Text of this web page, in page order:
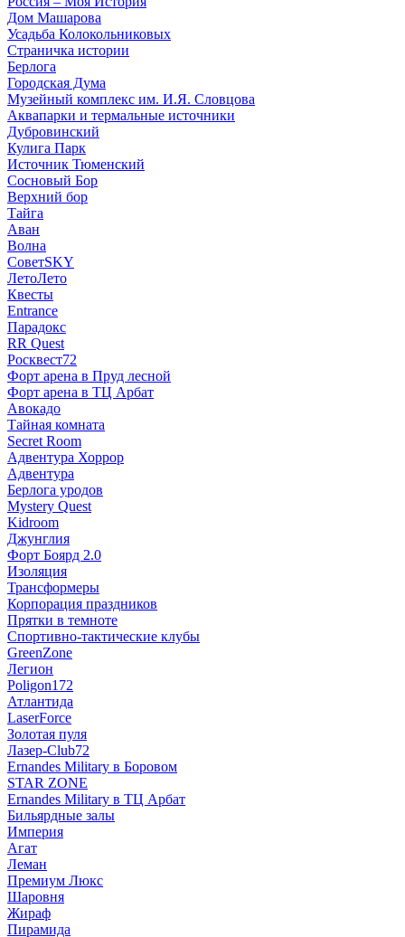
Дом Машарова
Усадьба Колокольниковых
Страничка истории
Берлога
Городская Дума
Музейный комплекс им. И.Я. Словцова
Аквапарки и термальные источники
Дубровинский
Кулига Парк
Источник Тюменский
Сосновый Бор
Верхний бор
Тайга
Аван
Волна
СоветSKY
ЛетоЛето
Квесты
Entrance
Парадокс
RR Quest
Росквест72
Форт арена в Пруд лесной
Форт арена в ТЦ Арбат
Авокадо
Тайная комната
Secret Room
Адвентура Хоррор
Адвентура
Берлога уродов
Mystery Quest
Kidroom
Джунглия
Форт Боярд 2.0
Изоляция
Трансформеры
Корпорация праздников
Прятки в темноте
Спортивно-тактические клубы
GreenZone
Легион
Poligon172
Атлантида
LaserForce
Золотая пуля
Лазер-Club72
Ernandes Military в Боровом
STAR ZONE
Ernandes Military в ТЦ Арбат
Бильярдные залы
Империя
Агат
Леман
Премиум Люкс
Шаровня
Жираф
Пирамида